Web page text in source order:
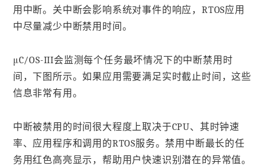
用中断。关中断会影响系统对事件的响应，RTOS应用
中尽量减少中断禁用时间。
μC/OS-III会监测每个任务最坏情况下的中断禁用时
间，下图所示。如果应用需要满足实时截止时间，这些
信息非常有用。
中断被禁用的时间很大程度上取决于CPU、其时钟速
率、应用程序和调用的RTOS服务。禁用中断最长的任
务用红色高亮显示，帮助用户快速识别潜在的异常值。